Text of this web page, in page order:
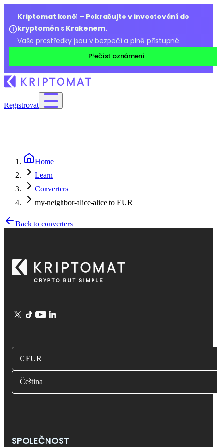
Kriptomat končí – Pokračujte v investování do
kryptoměn s Krakenem.
Vaše prostředky jsou v bezpečí a plně přístupné.
Přečíst oznámení
Registrovat
Home
Learn
Converters
my-neighbor-alice-alice to EUR
Back to converters
€ EUR
Čeština
SPOLEČNOST